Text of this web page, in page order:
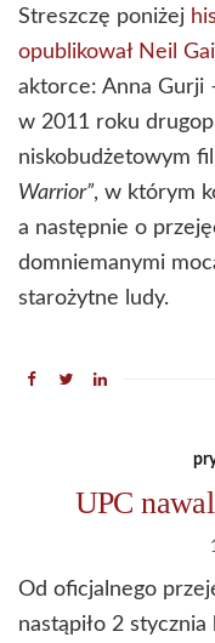
Streszczę poniżej
opublikował Neil
aktorce: Anna Gurji
w 2011 roku
niskobudżetowym
Warrior”, w którym
a następnie o
domniemanymi
starożytne ludy.
UPC
Od oficjalnego
nastąpiło 2